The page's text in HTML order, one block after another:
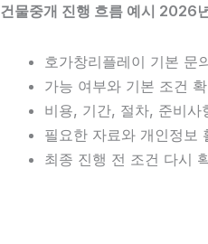
건물중개 진행 흐름 예시 2026
호가창리플레이 기본 문
가능 여부와 기본 조건
비용, 기간, 절차, 준비사
필요한 자료와 개인정보
최종 진행 전 조건 다시